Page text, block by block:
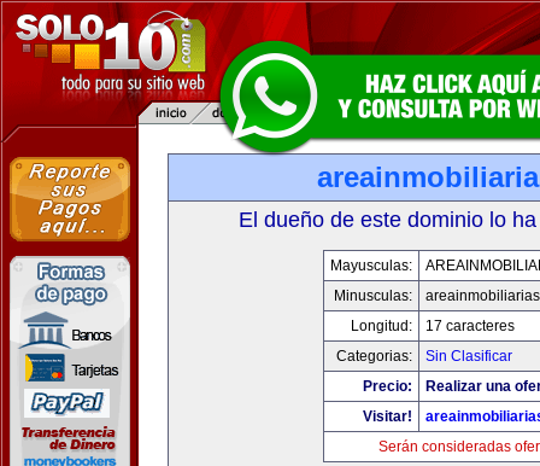
El dueño de este dominio lo
Mayusculas:
Minusculas:
Longitud:
17 caracteres
Categorias:
Sin Clasificar
Precio:
Realizar una
Visitar!
Serán consideradas